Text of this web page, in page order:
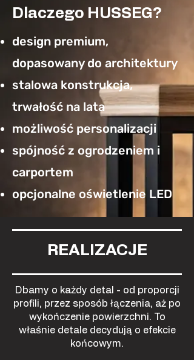
Dlaczego HUSSEG?
design premium,
dopasowany do architektury
stalowa konstrukcja,
trwałość na lata
możliwość personalizacji
spójność z ogrodzeniem i
carportem
opcjonalne oświetlenie LED
REALIZACJE
Dbamy o każdy detal - od proporcji
profili, przez sposób łączenia, aż po
wykończenie powierzchni. To
właśnie detale decydują o efekcie
końcowym.